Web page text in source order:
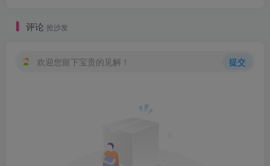
评论 抢沙发
欢迎您留下宝贵的见解！ 提交